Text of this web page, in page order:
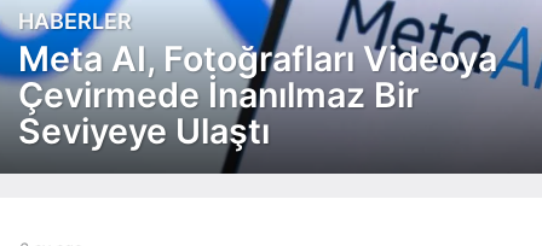
6
a
y
a
g
o
6
HABERLER
Meta AI, Fotoğrafları Videoya
Çevirmede İnanılmaz Bir
Seviyeye Ulaştı